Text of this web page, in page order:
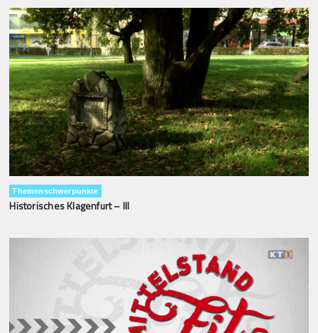
Themenschwerpunkte
Historisches Klagenfurt – III